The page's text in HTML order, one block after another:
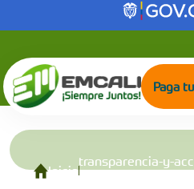
Saltar al contenido principal
Tablas de Retención
Paga
Inicio
transparencia-y-
a-la-informacion-